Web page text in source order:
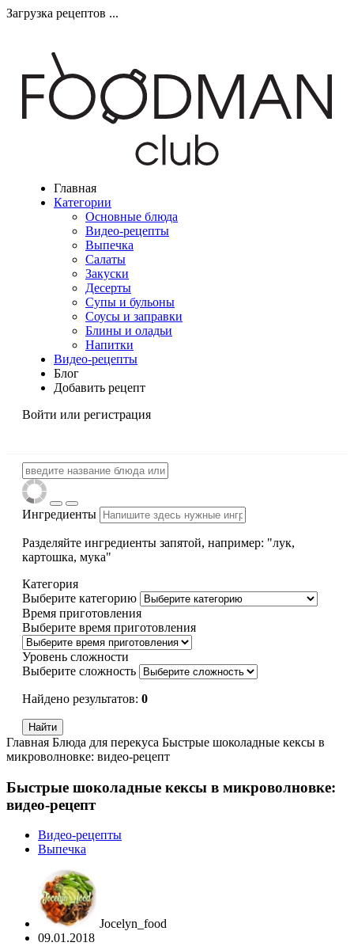
Загрузка рецептов ...
Главная
Категории
Основные блюда
Видео-рецепты
Выпечка
Салаты
Закуски
Десерты
Супы и бульоны
Соусы и заправки
Блины и оладьи
Напитки
Видео-рецепты
Блог
Добавить рецепт
Войти или регистрация
Ингредиенты
Разделяйте ингредиенты запятой, например: "лук,
картошка, мука"
Категория
Выберите категорию
Время приготовления
Выберите время приготовления
Уровень сложности
Выберите сложность
Найдено результатов: 0
Главная Блюда для перекуса Быстрые шоколадные кексы в
микроволновке: видео-рецепт
Быстрые шоколадные кексы в микроволновке:
видео-рецепт
Видео-рецепты
Выпечка
Jocelyn_food
09.01.2018